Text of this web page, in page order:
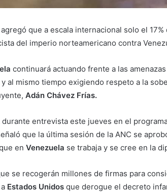
que a escala internacional solo el
del imperio norteamericano contra
continuará actuando frente a las
y al mismo tiempo exigiendo respeto a la
Adán Chávez Frías.
durante entrevista este jueves en el
que la última sesión de la ANC se
en Venezuela se trabaja y se cree en la
se recogerán millones de firmas para
Estados Unidos que derogue el decreto